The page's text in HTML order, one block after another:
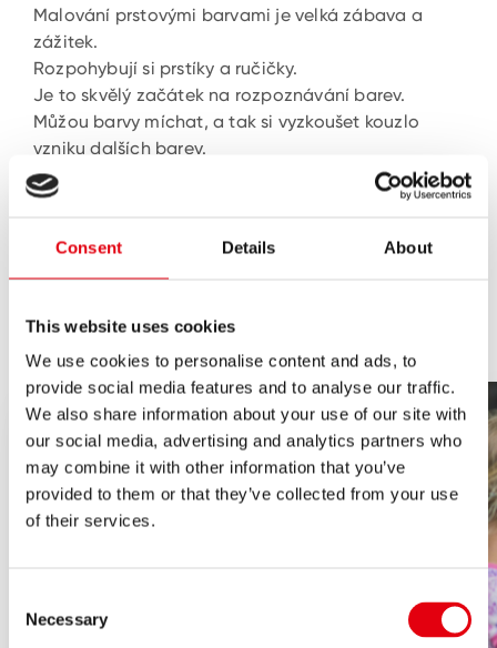
Consent Details About
This website uses cookies
We use cookies to personalise content and ads, to
provide social media features and to analyse our traffic.
We also share information about your use of our site with
our social media, advertising and analytics partners who
may combine it with other information that you’ve
provided to them or that they’ve collected from your use
of their services.
Selection
Necessary
Malování prstovými barvami je velká zábava a
zážitek.
Rozpohybují si prstíky a ručičky.
Je to skvělý začátek na rozpoznávání barev.
Můžou barvy míchat, a tak si vyzkoušet kouzlo
vzniku dalších barev.
Děti mohou prstovými barvami KORES Dedi Kolor
vytvořit pozoruhodné výtvory a užít si
Tyto barvy lze snadno aplikovat na různé povrchy.
Díky sytým a dobře míchatelným odstínům a
skvělým zážitkem.